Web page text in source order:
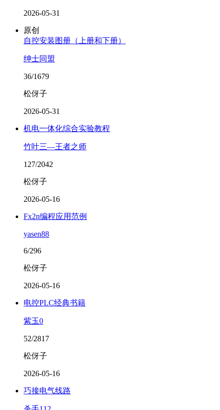
2026-05-31
原创
自控安装图册（上册和下册）
绅士同盟
36/1679
松伢子
2026-05-31
机电一体化综合实验教程
竹叶三—王者之师
127/2042
松伢子
2026-05-16
Fx2n编程应用范例
yasen88
6/296
松伢子
2026-05-16
电控PLC经典书籍
紫玉0
52/2817
松伢子
2026-05-16
巧接电气线路